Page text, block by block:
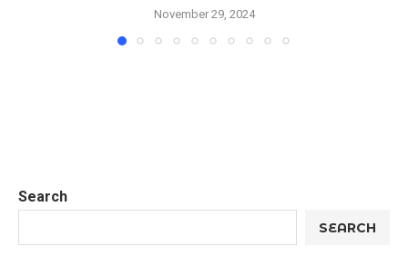
November 29, 2024
Search
SEARCH